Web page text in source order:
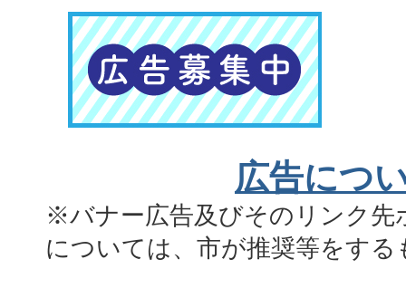
広告につ
※バナー広告及びそのリンク先
については、市が推奨等をす